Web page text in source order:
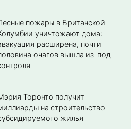
пожары в Британской
уничтожают дома:
расширена, почти
очагов вышла из-под
Торонто получит
на строительство
жилья